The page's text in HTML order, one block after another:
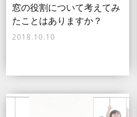
窓の役割について考えてみ
たことはありますか？
2018.10.10